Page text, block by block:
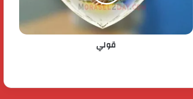
ستيلانتس تكشف عن خطتها الاستراتيجية
بقيمة 60 مليار يورو. لتسريع النمو وتعزيز
الربحية
قولي